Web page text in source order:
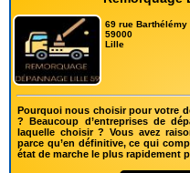
69 rue Barthélémy
59000
Lille
Pourquoi nous choisir pour votre
? Beaucoup d’entreprises de
laquelle choisir ? Vous avez
parce qu’en définitive, ce qui
état de marche le plus rapidement